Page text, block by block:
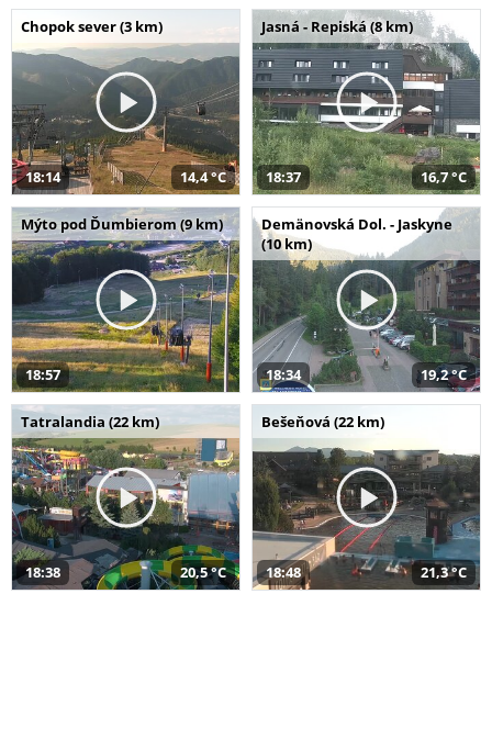
Chopok sever (3 km)
18:14 14,4 °C
Jasná - Repiská (8 km)
18:37 16,7 °C
Mýto pod Ďumbierom (9 km)
18:57
Demänovská Dol. - Jaskyne
(10 km)
18:34 19,2 °C
Tatralandia (22 km)
18:38 20,5 °C
Bešeňová (22 km)
18:48 21,3 °C